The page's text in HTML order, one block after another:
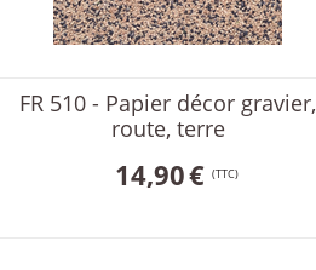
FR 510 - Papier décor gravier,
route, terre
14,90€ (TTC)